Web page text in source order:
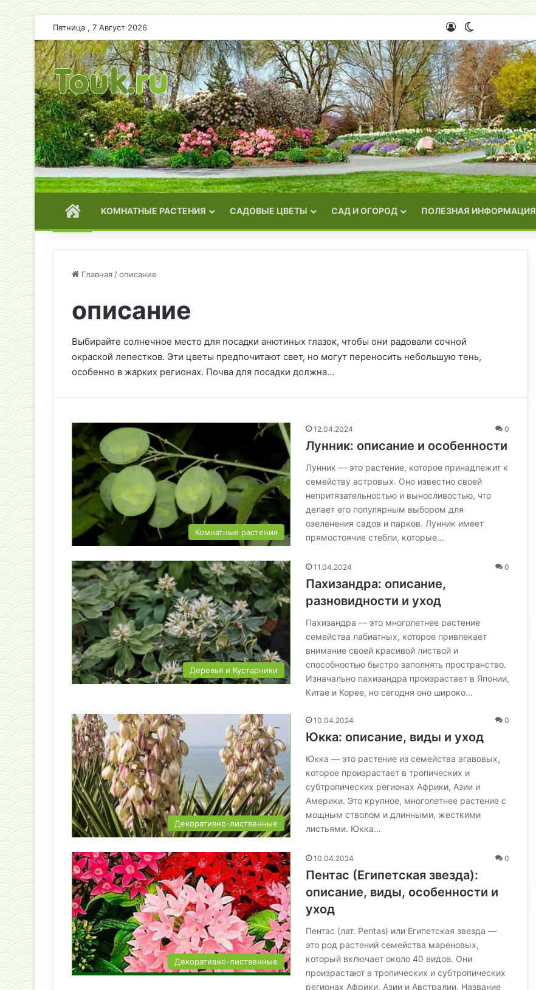
Пятница , 7 Август 2026 Войти
ГЛАВНАЯКОМНАТНЫЕ РАСТЕНИЯ САДОВЫЕ ЦВЕТЫ САД И ОГОРОД ПОЛЕЗНАЯ ИНФОРМАЦИЯ
Главная /описание
описание
Выбирайте солнечное место для посадки анютиных глазок, чтобы они радовали сочной
окраской лепестков. Эти цветы предпочитают свет, но могут переносить небольшую тень,
особенно в жарких регионах. Почва для посадки должна…
Комнатные растения
12.04.2024 0
Лунник: описание и особенности
Лунник — это растение, которое принадлежит к
семейству астровых. Оно известно своей
непритязательностью и выносливостью, что
делает его популярным выбором для
озеленения садов и парков. Лунник имеет
прямостоячие стебли, которые…
Деревья и Кустарники
11.04.2024 0
Пахизандра: описание,
разновидности и уход
Пахизандра — это многолетнее растение
семейства лабиатных, которое привлекает
внимание своей красивой листвой и
способностью быстро заполнять пространство.
Изначально пахизандра произрастает в Японии,
Китае и Корее, но сегодня оно широко…
Декоративно-лиственные
10.04.2024 0
Юкка: описание, виды и уход
Юкка — это растение из семейства агавовых,
которое произрастает в тропических и
субтропических регионах Африки, Азии и
Америки. Это крупное, многолетнее растение с
мощным стволом и длинными, жесткими
листьями. Юкка…
Декоративно-лиственные
10.04.2024 0
Пентас (Египетская звезда):
описание, виды, особенности и
уход
Пентас (лат. Pentas) или Египетская звезда —
это род растений семейства мареновых,
который включает около 40 видов. Они
произрастают в тропических и субтропических
регионах Африки, Азии и Австралии. Название